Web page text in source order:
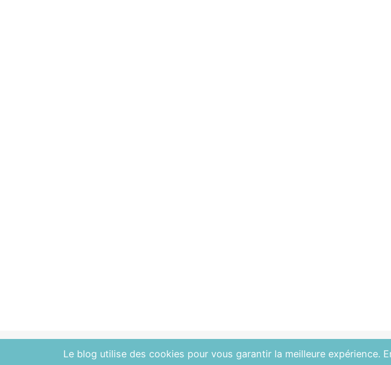
Le blog utilise des cookies pour vous garantir la meilleure expérience.